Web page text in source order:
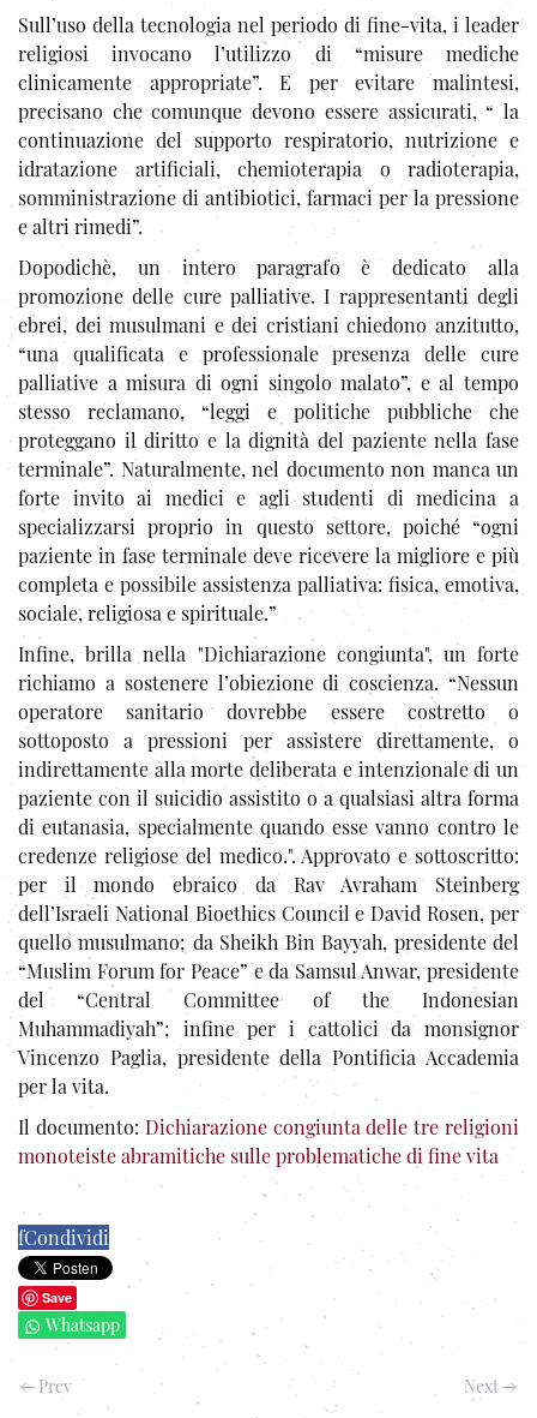
Sull’uso della tecnologia nel periodo di fine-vita, i leader
religiosi invocano l’utilizzo di “misure mediche
clinicamente appropriate”. E per evitare malintesi,
precisano che comunque devono essere assicurati, “ la
continuazione del supporto respiratorio, nutrizione e
idratazione artificiali, chemioterapia o radioterapia,
somministrazione di antibiotici, farmaci per la pressione
e altri rimedi”.
Dopodichè, un intero paragrafo è dedicato alla
promozione delle cure palliative. I rappresentanti degli
ebrei, dei musulmani e dei cristiani chiedono anzitutto,
“una qualificata e professionale presenza delle cure
palliative a misura di ogni singolo malato”, e al tempo
stesso reclamano, “leggi e politiche pubbliche che
proteggano il diritto e la dignità del paziente nella fase
terminale”. Naturalmente, nel documento non manca un
forte invito ai medici e agli studenti di medicina a
specializzarsi proprio in questo settore, poiché “ogni
paziente in fase terminale deve ricevere la migliore e più
completa e possibile assistenza palliativa: fisica, emotiva,
sociale, religiosa e spirituale.”
Infine, brilla nella "Dichiarazione congiunta", un forte
richiamo a sostenere l’obiezione di coscienza. “Nessun
operatore sanitario dovrebbe essere costretto o
sottoposto a pressioni per assistere direttamente, o
indirettamente alla morte deliberata e intenzionale di un
paziente con il suicidio assistito o a qualsiasi altra forma
di eutanasia, specialmente quando esse vanno contro le
credenze religiose del medico.". Approvato e sottoscritto:
per il mondo ebraico da Rav Avraham Steinberg
dell’Israeli National Bioethics Council e David Rosen, per
quello musulmano; da Sheikh Bin Bayyah, presidente del
“Muslim Forum for Peace” e da Samsul Anwar, presidente
del “Central Committee of the Indonesian
Muhammadiyah”; infine per i cattolici da monsignor
Vincenzo Paglia, presidente della Pontificia Accademia
per la vita.
Il documento: Dichiarazione congiunta delle tre religioni
monoteiste abramitiche sulle problematiche di fine vita
fCondividi
Save
Whatsapp
Prev Next